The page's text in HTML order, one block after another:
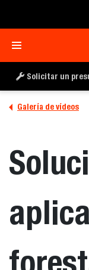
Solicitar un
Galería de vídeos